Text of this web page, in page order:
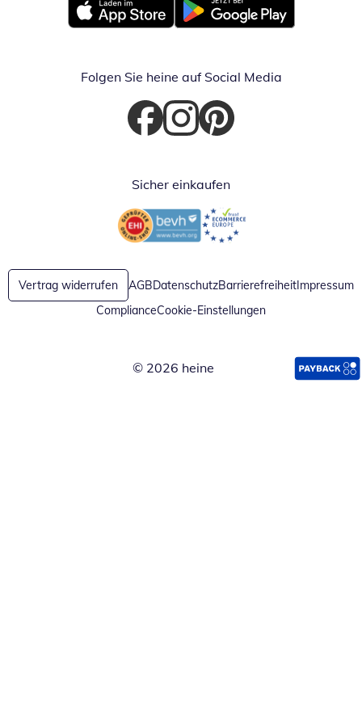
Öffnet in neuem FensterÖffnet in neuem Fenster
Folgen Sie heine auf Social Media
Öffnet in neuem Fenster
Öffnet in neuem Fenster
Öffnet in neuem Fenster
Sicher einkaufen
Öffnet in neuem FensterÖffnet in neuem Fenster
Vertrag widerrufen AGBDatenschutzBarrierefreiheitImpressum
ComplianceCookie-Einstellungen
© 2026 heine